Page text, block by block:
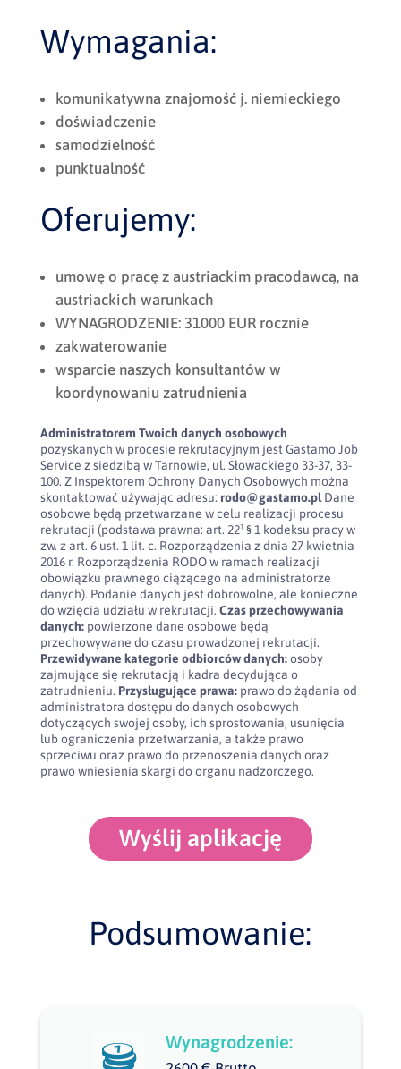
Wymagania:
komunikatywna znajomość j. niemieckiego
doświadczenie
samodzielność
punktualność
Oferujemy:
umowę o pracę z austriackim pracodawcą, na
austriackich warunkach
WYNAGRODZENIE: 31000 EUR rocznie
zakwaterowanie
wsparcie naszych konsultantów w
koordynowaniu zatrudnienia
Administratorem Twoich danych osobowych
pozyskanych w procesie rekrutacyjnym jest Gastamo Job
Service z siedzibą w Tarnowie, ul. Słowackiego 33-37, 33-
100. Z Inspektorem Ochrony Danych Osobowych można
skontaktować używając adresu: rodo@gastamo.plDane
osobowe będą przetwarzane w celu realizacji procesu
rekrutacji (podstawa prawna: art. 22¹ § 1 kodeksu pracy w
zw. z art. 6 ust. 1 lit. c. Rozporządzenia z dnia 27 kwietnia
2016 r. Rozporządzenia RODO w ramach realizacji
obowiązku prawnego ciążącego na administratorze
danych). Podanie danych jest dobrowolne, ale konieczne
do wzięcia udziału w rekrutacji. Czas przechowywania
danych:powierzone dane osobowe będą
przechowywane do czasu prowadzonej rekrutacji.
Przewidywane kategorie odbiorców danych:osoby
zajmujące się rekrutacją i kadra decydująca o
zatrudnieniu. Przysługujące prawa:prawo do żądania od
administratora dostępu do danych osobowych
dotyczących swojej osoby, ich sprostowania, usunięcia
lub ograniczenia przetwarzania, a także prawo
sprzeciwu oraz prawo do przenoszenia danych oraz
prawo wniesienia skargi do organu nadzorczego.
Wyślij aplikację
Podsumowanie:
Wynagrodzenie: